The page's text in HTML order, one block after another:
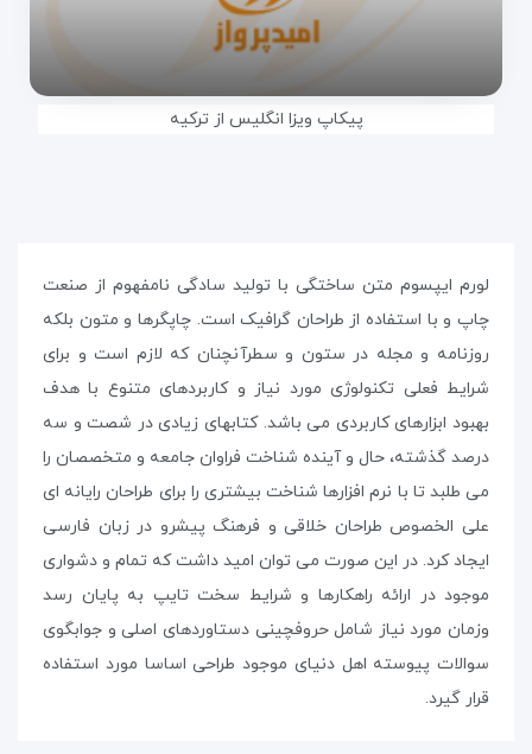
پیکاپ ویزا انگلیس از ترکیه
لورم ایپسوم متن ساختگی با تولید سادگی نامفهوم از صنعت
چاپ و با استفاده از طراحان گرافیک است. چاپگرها و متون بلکه
روزنامه و مجله در ستون و سطرآنچنان که لازم است و برای
شرایط فعلی تکنولوژی مورد نیاز و کاربردهای متنوع با هدف
بهبود ابزارهای کاربردی می باشد. کتابهای زیادی در شصت و سه
درصد گذشته، حال و آینده شناخت فراوان جامعه و متخصصان را
می طلبد تا با نرم افزارها شناخت بیشتری را برای طراحان رایانه ای
علی الخصوص طراحان خلاقی و فرهنگ پیشرو در زبان فارسی
ایجاد کرد. در این صورت می توان امید داشت که تمام و دشواری
موجود در ارائه راهکارها و شرایط سخت تایپ به پایان رسد
وزمان مورد نیاز شامل حروفچینی دستاوردهای اصلی و جوابگوی
سوالات پیوسته اهل دنیای موجود طراحی اساسا مورد استفاده
قرار گیرد.